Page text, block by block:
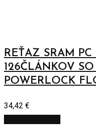
REŤAZ SRAM
126ČLÁNKOV
POWERLOCK
34,42 €